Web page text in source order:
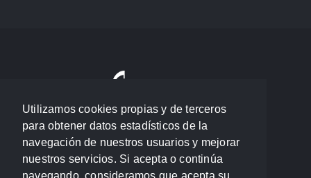
Utilizamos cookies propias y de terceros
para obtener datos estadísticos de la
navegación de nuestros usuarios y mejorar
nuestros servicios. Si acepta o continúa